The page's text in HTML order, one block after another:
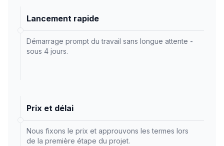
Lancement rapide
Démarrage prompt du travail sans longue attente -
sous 4 jours.
Prix et délai
Nous fixons le prix et approuvons les termes lors
de la première étape du projet.